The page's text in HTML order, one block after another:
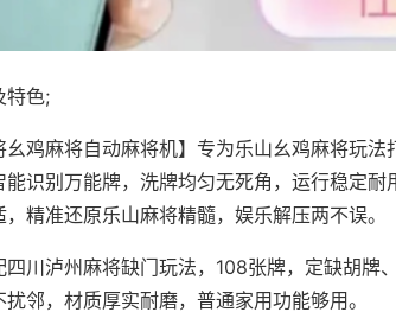
特色;
幺鸡麻将自动麻将机】专为乐山幺鸡麻将玩
识别万能牌，洗牌均匀无死角，运行稳定耐
精准还原乐山麻将精髓，娱乐解压两不误。
四川泸州麻将缺门玩法，108张牌，定缺胡牌
邻，材质厚实耐磨，普通家用功能够用。